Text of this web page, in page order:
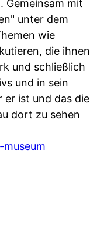
Gemeinsam mit
unter dem
wie
die ihnen
und schließlich
und in sein
er ist und das die
dort zu sehen